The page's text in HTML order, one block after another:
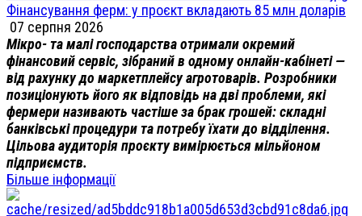
Фінансування ферм: у проєкт вкладають 85 млн доларів
07 серпня 2026
Мікро- та малі господарства отримали окремий
фінансовий сервіс, зібраний в одному онлайн-кабінеті —
від рахунку до маркетплейсу агротоварів. Розробники
позиціонують його як відповідь на дві проблеми, які
фермери називають частіше за брак грошей: складні
банківські процедури та потребу їхати до відділення.
Цільова аудиторія проєкту вимірюється мільйоном
підприємств.
Більше інформації